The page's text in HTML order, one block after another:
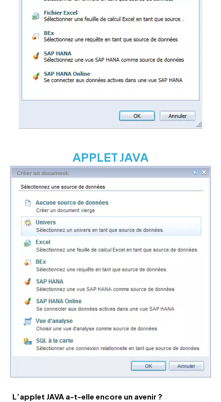
APPLET JAVA
L’applet JAVA a-t-elle encore un avenir ?